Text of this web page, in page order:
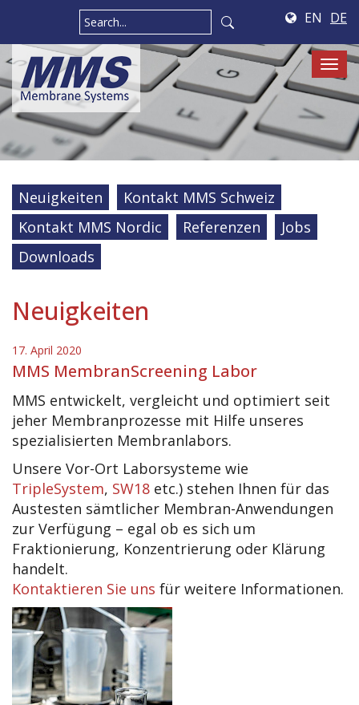
EN DE
Neuigkeiten
Kontakt MMS Schweiz
Kontakt MMS Nordic
Referenzen
Jobs
Downloads
Neuigkeiten
17. April 2020
MMS MembranScreening Labor
MMS entwickelt, vergleicht und optimiert seit
jeher Membranprozesse mit Hilfe unseres
spezialisierten Membranlabors.
Unsere Vor-Ort Laborsysteme wie
TripleSystem, SW18 etc.) stehen Ihnen für das
Austesten sämtlicher Membran-Anwendungen
zur Verfügung – egal ob es sich um
Fraktionierung, Konzentrierung oder Klärung
handelt.
Kontaktieren Sie uns für weitere Informationen.